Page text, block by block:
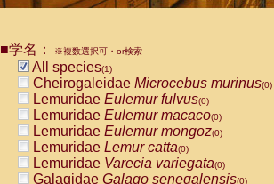
■学名： ※複数選択可・or検索
All species(1)
Cheirogaleidae Microcebus murinus(0)
Lemuridae Eulemur fulvus(0)
Lemuridae Eulemur macaco(0)
Lemuridae Eulemur mongoz(0)
Lemuridae Lemur catta(0)
Lemuridae Varecia variegata(0)
Galagidae Galago senegalensis(0)